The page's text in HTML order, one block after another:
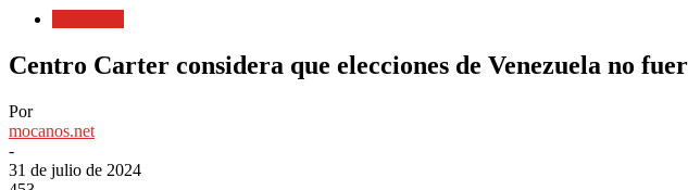
Centro Carter considera que elecciones de Venezuela no
Por
mocanos.net
-
31 de julio de 2024